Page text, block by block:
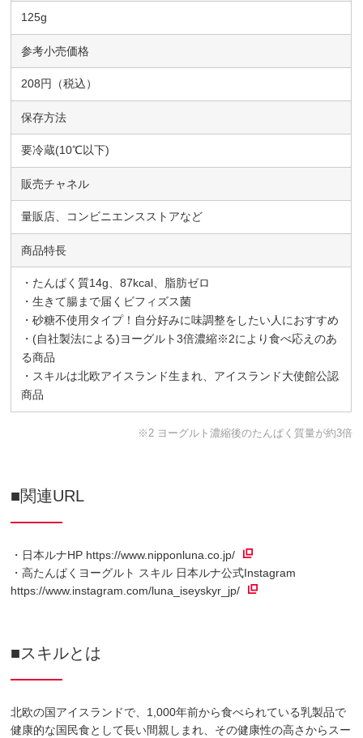
125g
参考小売価格
208円（税込）
保存方法
要冷蔵(10℃以下)
販売チャネル
量販店、コンビニエンスストアなど
商品特長
・たんぱく質14g、87kcal、脂肪ゼロ
・生きて腸まで届くビフィズス菌
・砂糖不使用タイプ！自分好みに味調整をしたい人におすすめ
・(自社製法による)ヨーグルト3倍濃縮※2により食べ応えのあ
る商品
・スキルは北欧アイスランド生まれ、アイスランド大使館公認
商品
※2 ヨーグルト濃縮後のたんぱく質量が約3倍
■関連URL
・日本ルナHP https://www.nipponluna.co.jp/
・高たんぱくヨーグルト スキル 日本ルナ公式Instagram
https://www.instagram.com/luna_iseyskyr_jp/
■スキルとは
北欧の国アイスランドで、1,000年前から食べられている乳製品で
健康的な国民食として長い間親しまれ、その健康性の高さからスー